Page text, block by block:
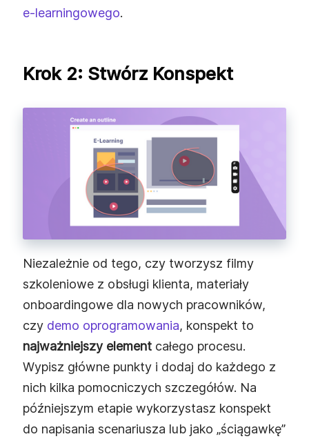
e‑learningowego.
Krok 2: Stwórz Konspekt
Niezależnie od tego, czy tworzysz filmy
szkoleniowe z obsługi klienta, materiały
onboardingowe dla nowych pracowników,
czy demo oprogramowania, konspekt to
najważniejszy element całego procesu.
Wypisz główne punkty i dodaj do każdego z
nich kilka pomocniczych szczegółów. Na
późniejszym etapie wykorzystasz konspekt
do napisania scenariusza lub jako „ściągawkę”